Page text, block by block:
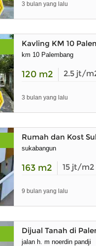
3 bulan yang lalu
Kavling KM 10
km 10 Palembang
120 m2 2.5 jt/
3 bulan yang lalu
Rumah dan Kost
sukabangun
163 m2 15 jt/m2
9 bulan yang lalu
Dijual Tanah di
jalan h. m noerdin pandji